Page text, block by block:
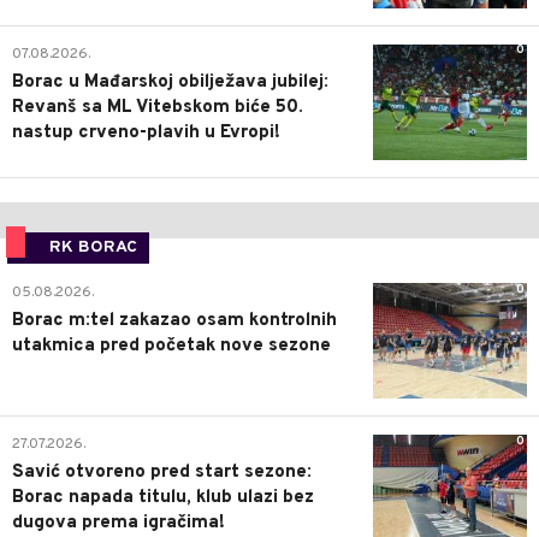
0
07.08.2026.
Borac u Mađarskoj obilježava jubilej:
Revanš sa ML Vitebskom biće 50.
nastup crveno-plavih u Evropi!
RK BORAC
0
05.08.2026.
Borac m:tel zakazao osam kontrolnih
utakmica pred početak nove sezone
0
27.07.2026.
Savić otvoreno pred start sezone:
Borac napada titulu, klub ulazi bez
dugova prema igračima!